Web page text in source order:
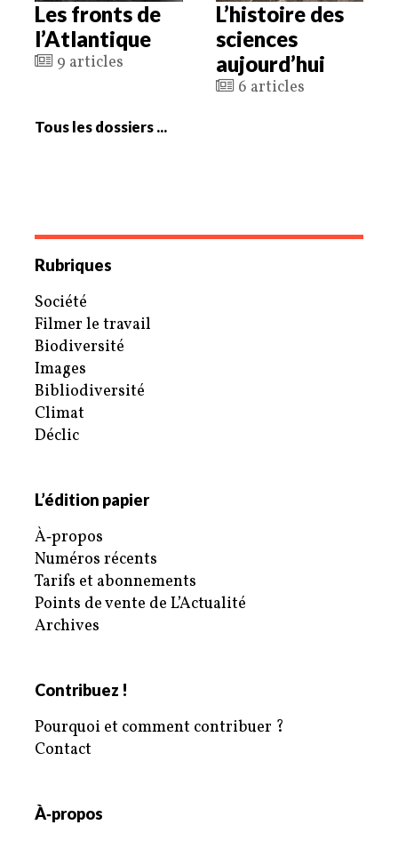
Les fronts de
l’Atlantique
9 articles
L’histoire des
sciences
aujourd’hui
6 articles
Tous les dossiers ...
Rubriques
Société
Filmer le travail
Biodiversité
Images
Bibliodiversité
Climat
Déclic
L’édition papier
À‑propos
Numéros récents
Tarifs et abonnements
Points de vente de L’Actualité
Archives
Contribuez !
Pourquoi et comment contribuer ?
Contact
À‑propos